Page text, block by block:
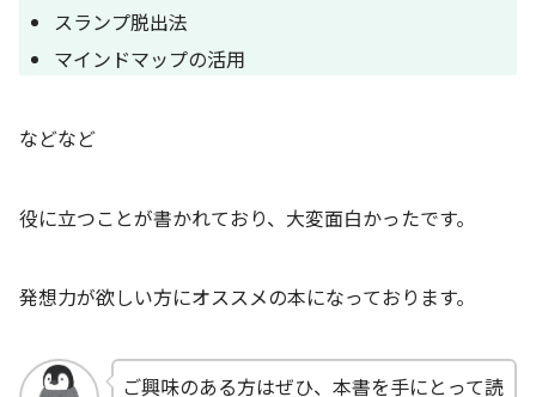
スランプ脱出法
マインドマップの活用
などなど
役に立つことが書かれており、大変面白かったです。
発想力が欲しい方にオススメの本になっております。
ご興味のある方はぜひ、本書を手にとって読